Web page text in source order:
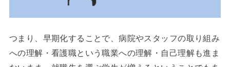
つまり、早期化することで、病院やスタッフの取り組み
への理解・看護職という職業への理解・自己理解も進ま